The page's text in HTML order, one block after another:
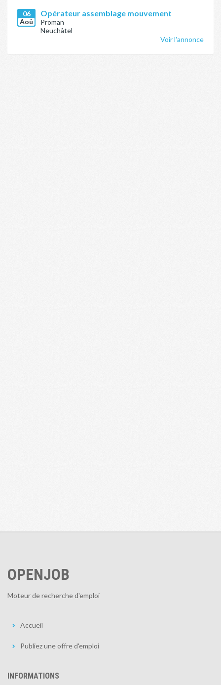
06
Aoû
Opérateur assemblage mouvement
Proman
Neuchâtel
Voir l'annonce
OPENJOB
Moteur de recherche d'emploi
Accueil
Publiez une offre d'emploi
INFORMATIONS